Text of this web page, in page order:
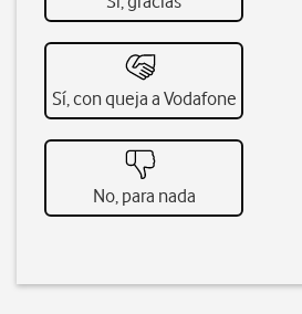
Sí, con queja a Vodafone
No, para nada